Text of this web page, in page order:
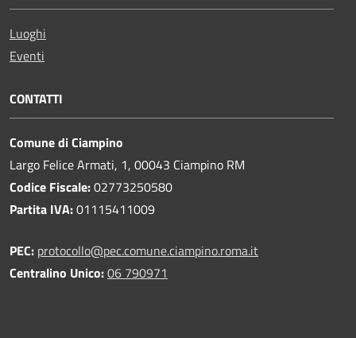
Luoghi
Eventi
CONTATTI
Comune di Ciampino
Largo Felice Armati, 1, 00043 Ciampino RM
Codice Fiscale:02773250580
Partita IVA:01115411009
PEC: protocollo@pec.comune.ciampino.roma.it
Centralino Unico:06 790971